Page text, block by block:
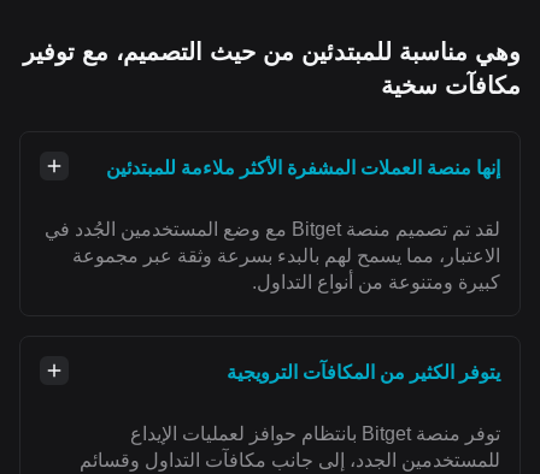
وهي مناسبة للمبتدئين من حيث التصميم، مع توفير
مكافآت سخية
إنها منصة العملات المشفرة الأكثر ملاءمة للمبتدئين
لقد تم تصميم منصة Bitget مع وضع المستخدمين الجُدد في
الاعتبار، مما يسمح لهم بالبدء بسرعة وثقة عبر مجموعة
كبيرة ومتنوعة من أنواع التداول.
يتوفر الكثير من المكافآت الترويجية
توفر منصة Bitget بانتظام حوافز لعمليات الإيداع
للمستخدمين الجدد، إلى جانب مكافآت التداول وقسائم